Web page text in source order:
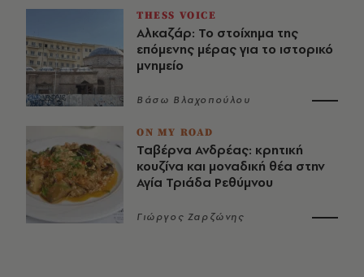
THESS VOICE
Αλκαζάρ: Το στοίχημα της
επόμενης μέρας για το ιστορικό
μνημείο
Βάσω Βλαχοπούλου
ON MY ROAD
Ταβέρνα Ανδρέας: κρητική
κουζίνα και μοναδική θέα στην
Αγία Τριάδα Ρεθύμνου
Γιώργος Ζαρζώνης